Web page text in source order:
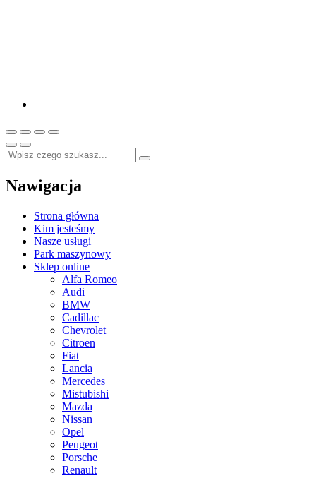
Nawigacja
Strona główna
Kim jesteśmy
Nasze usługi
Park maszynowy
Sklep online
Alfa Romeo
Audi
BMW
Cadillac
Chevrolet
Citroen
Fiat
Lancia
Mercedes
Mistubishi
Mazda
Nissan
Opel
Peugeot
Porsche
Renault